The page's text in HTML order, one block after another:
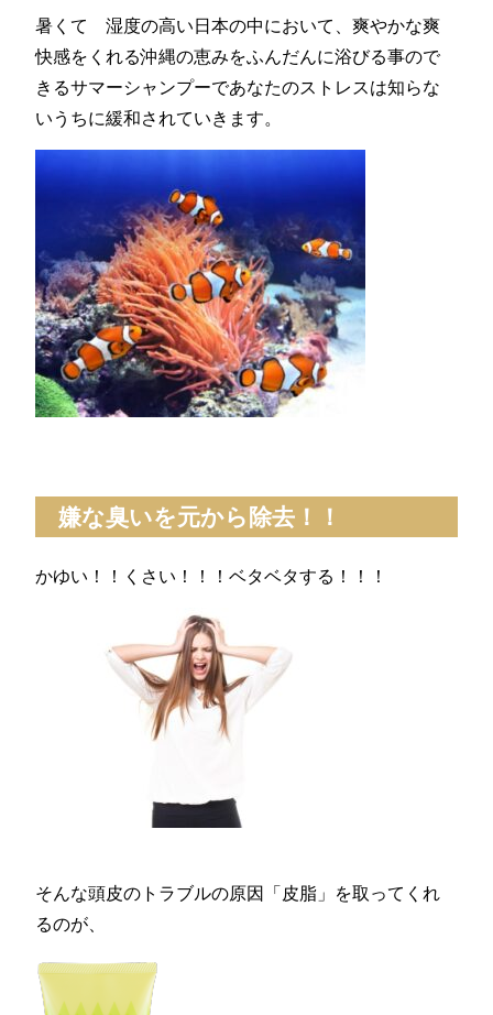
暑くて 湿度の高い日本の中において、爽やかな爽
快感をくれる沖縄の恵みをふんだんに浴びる事ので
きるサマーシャンプーであなたのストレスは知らな
いうちに緩和されていきます。
嫌な臭いを元から除去！！
かゆい！！くさい！！！ベタベタする！！！
そんな頭皮のトラブルの原因「皮脂」を取ってくれ
るのが、